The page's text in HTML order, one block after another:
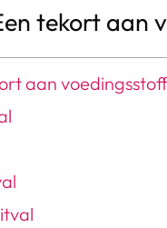
tekort aan
aan